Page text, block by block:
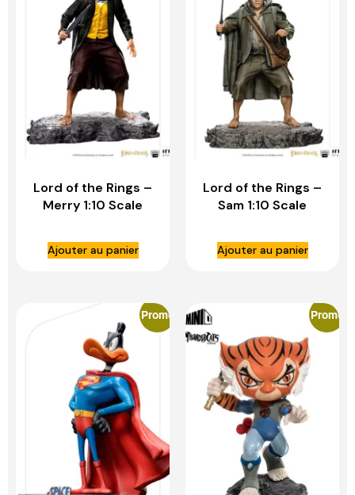
Lord of the Rings –
Merry 1:10 Scale
STUDIOS
Ajouter au panier
Lord of the Rings –
Sam 1:10 Scale
STUDIOS
Ajouter au panier
Promo Promo